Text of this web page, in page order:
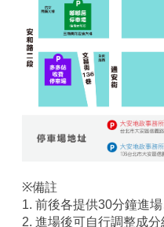
※備註
1. 前後各提供30分鐘進
2. 進場後可自行調整成